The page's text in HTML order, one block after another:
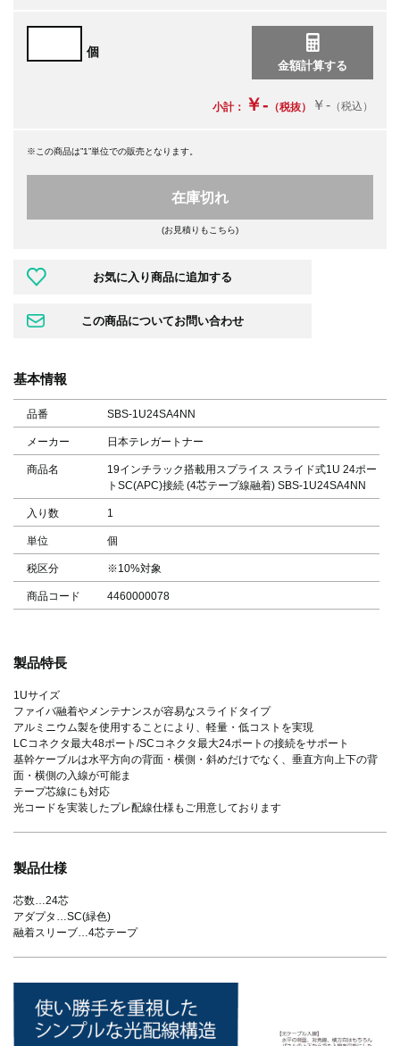
個
小計： ￥- （税抜） ￥- （税込）
※この商品は”1”単位での販売となります。
在庫切れ
(お見積りもこちら)
基本情報
品番 SBS-1U24SA4NN
メーカー 日本テレガートナー
商品名
19インチラック搭載用スプライス スライド式1U 24ポー
トSC(APC)接続 (4芯テープ線融着) SBS-1U24SA4NN
入り数 1
単位 個
税区分 ※10%対象
商品コード 4460000078
製品特長
1Uサイズ
ファイバ融着やメンテナンスが容易なスライドタイプ
アルミニウム製を使用することにより、軽量・低コストを実現
LCコネクタ最大48ポート/SCコネクタ最大24ポートの接続をサポート
基幹ケーブルは水平方向の背面・横側・斜めだけでなく、垂直方向上下の背
面・横側の入線が可能ま
テープ芯線にも対応
光コードを実装したプレ配線仕様もご用意しております
製品仕様
芯数…24芯
アダプタ…SC(緑色)
融着スリーブ…4芯テープ